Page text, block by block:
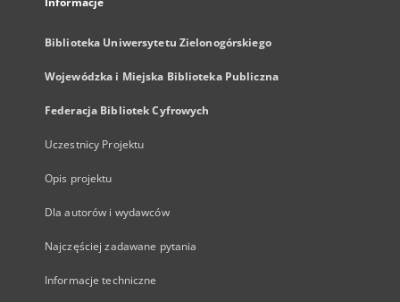
Biblioteka Uniwersytetu Zielonogórskiego
Wojewódzka i Miejska Biblioteka Publiczna
Federacja Bibliotek Cyfrowych
Uczestnicy Projektu
Opis projektu
Dla autorów i wydawców
Najczęściej zadawane pytania
Informacje techniczne